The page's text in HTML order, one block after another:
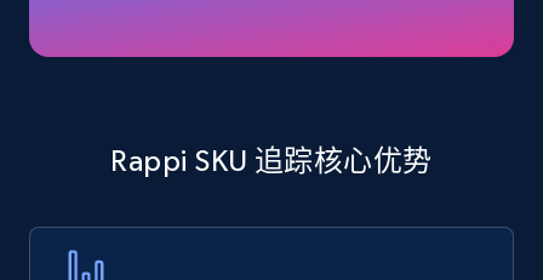
35.2K+ 5.7K+ 立即开始
Amazon products - find products by using
price, Currency, Availability, Reviews count, and
Rappi SKU 追踪核心优势